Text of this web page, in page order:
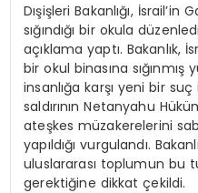
Dışişleri Bakanlığı,
sığındığı bir okula
açıklama yaptı. Bakanlık,
bir okul binasına
insanlığa karşı yeni bir
saldırının Netanyahu
ateşkes müzakerelerini
yapıldığı vurgulandı.
uluslararası toplumun bu
gerektiğine dikkat çekildi.